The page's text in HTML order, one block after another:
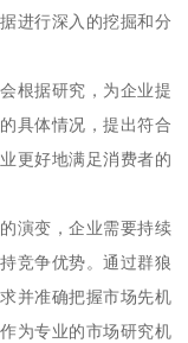
进行深入的挖掘和分
会根据研究，为企业提
具体情况，提出符合
更好地满足消费者的
演变，企业需要持续
竞争优势。通过群狼
并准确把握市场先机
为专业的市场研究机